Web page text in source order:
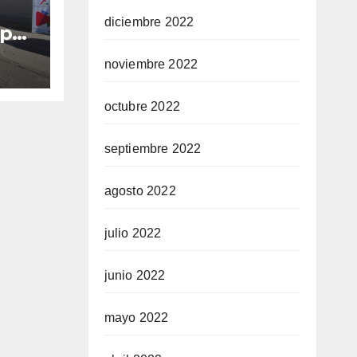
diciembre 2022
noviembre 2022
octubre 2022
septiembre 2022
agosto 2022
julio 2022
junio 2022
mayo 2022